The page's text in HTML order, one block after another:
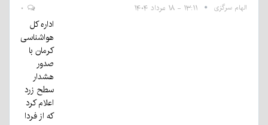
الهام سرگزی ۱۳:۱۱ - ۱۸ مرداد ۱۴۰۴
اداره کل
هواشناسی
کرمان با
صدور
هشدار
سطح زرد
اعلام کرد
که از فردا